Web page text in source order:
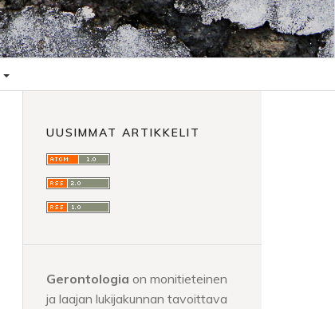
UUSIMMAT ARTIKKELIT
Gerontologia on monitieteinen
ja laajan lukijakunnan tavoittava